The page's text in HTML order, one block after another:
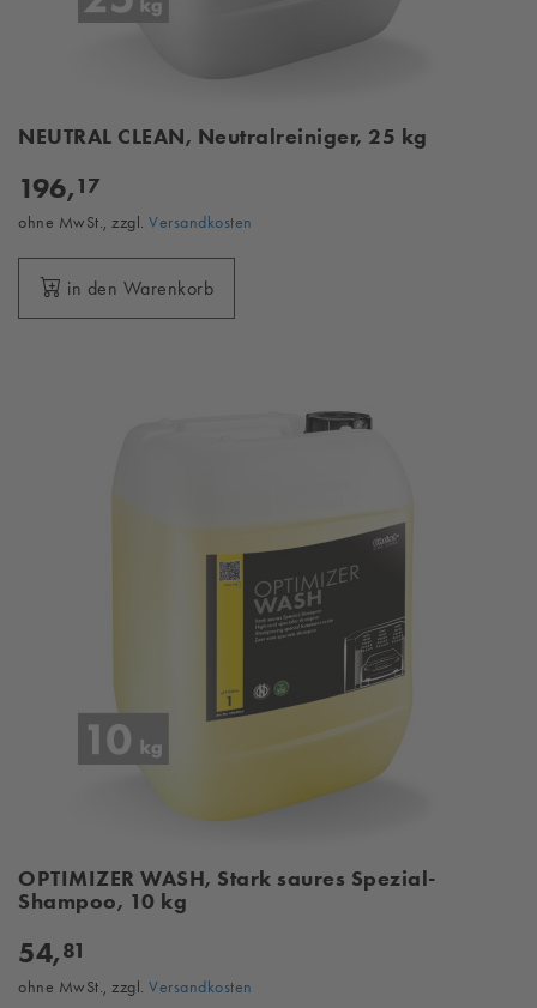
NEUTRAL CLEAN, Neutralreiniger, 25 kg
196,17
ohne MwSt., zzgl. Versandkosten
in den Warenkorb
OPTIMIZER WASH, Stark saures Spezial-
Shampoo, 10 kg
54,81
ohne MwSt., zzgl. Versandkosten